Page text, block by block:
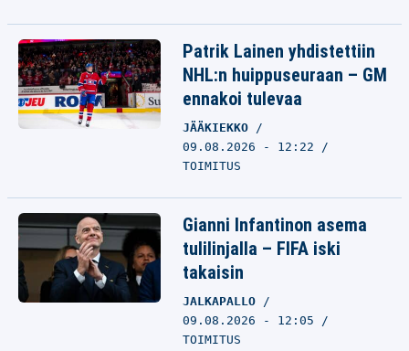
Patrik Lainen yhdistettiin
NHL:n huippuseuraan – GM
ennakoi tulevaa
JÄÄKIEKKO
09.08.2026 - 12:22
TOIMITUS
Gianni Infantinon asema
tulilinjalla – FIFA iski
takaisin
JALKAPALLO
09.08.2026 - 12:05
TOIMITUS